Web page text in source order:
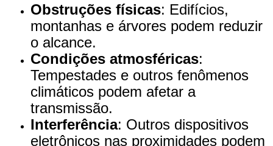
Obstruções físicas: Edifícios,
montanhas e árvores podem reduzir
o alcance.
Condições atmosféricas:
Tempestades e outros fenômenos
climáticos podem afetar a
transmissão.
Interferência: Outros dispositivos
eletrônicos nas proximidades podem